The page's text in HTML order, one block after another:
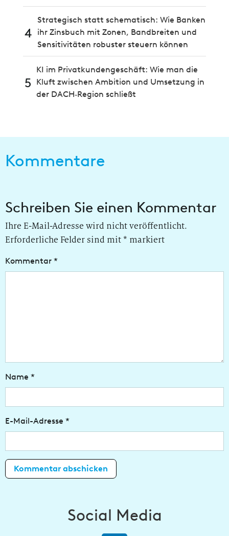
4
Strategisch statt schematisch: Wie Banken
ihr Zinsbuch mit Zonen, Bandbreiten und
Sensitivitäten robuster steuern können
5
KI im Privatkundengeschäft: Wie man die
Kluft zwischen Ambition und Umsetzung in
der DACH‑Region schließt
Kommentare
Schreiben Sie einen Kommentar
Ihre E-Mail-Adresse wird nicht veröffentlicht.
Erforderliche Felder sind mit* markiert
Kommentar *
Name *
E-Mail-Adresse *
Social Media